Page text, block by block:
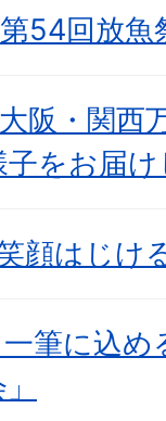
54回放魚
阪・関西
子をお届
顔はじけ
筆に込め